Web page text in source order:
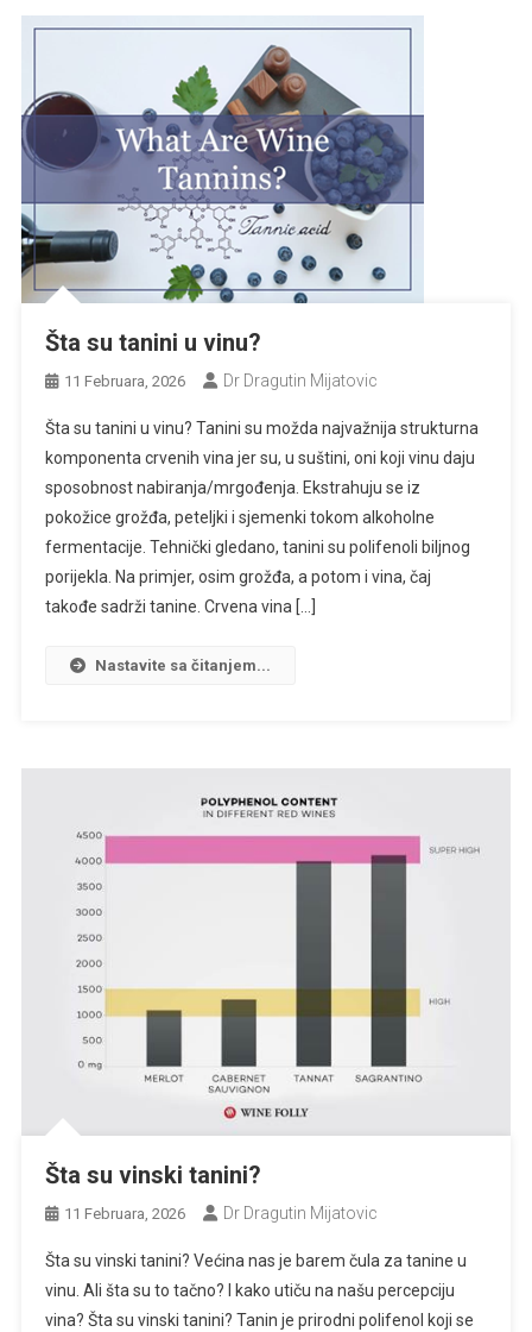
Šta su tanini u vinu?
11 Februara, 2026 Dr Dragutin Mijatovic
Šta su tanini u vinu? Tanini su možda najvažnija strukturna
komponenta crvenih vina jer su, u suštini, oni koji vinu daju
sposobnost nabiranja/mrgođenja. Ekstrahuju se iz
pokožice grožđa, peteljki i sjemenki tokom alkoholne
fermentacije. Tehnički gledano, tanini su polifenoli biljnog
porijekla. Na primjer, osim grožđa, a potom i vina, čaj
takođe sadrži tanine. Crvena vina […]
Nastavite sa čitanjem...
Šta su vinski tanini?
11 Februara, 2026 Dr Dragutin Mijatovic
Šta su vinski tanini? Većina nas je barem čula za tanine u
vinu. Ali šta su to tačno? I kako utiču na našu percepciju
vina? Šta su vinski tanini? Tanin je prirodni polifenol koji se